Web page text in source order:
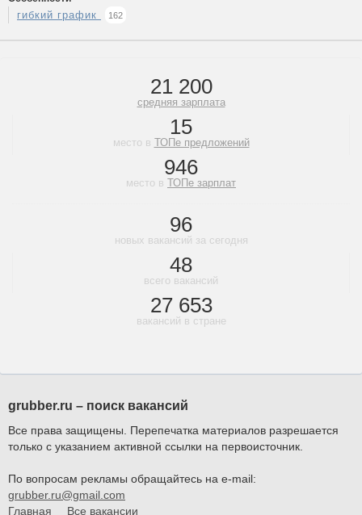
гибкий график 162
21 200
средняя зарплата
15
место в ТОПе предложений
946
место в ТОПе зарплат
96
новых вакансий за сегодня
48
всего вакансий
27 653
вакансий в стране
grubber.ru – поиск вакансий
Все права защищены. Перепечатка материалов разрешается
только с указанием активной ссылки на первоисточник.
По вопросам рекламы обращайтесь на e-mail:
grubber.ru@gmail.com
Главная
Все вакансии